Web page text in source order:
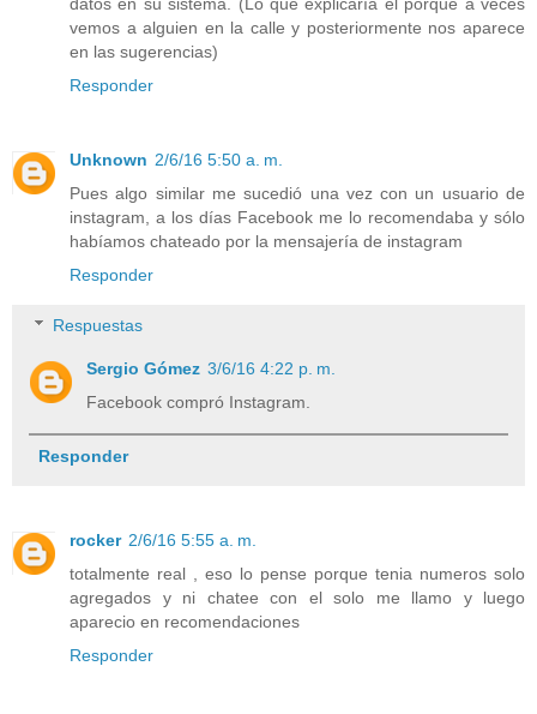
datos en su sistema. (Lo que explicaría el porque a veces
vemos a alguien en la calle y posteriormente nos aparece
en las sugerencias)
Responder
Unknown 2/6/16 5:50 a. m.
Pues algo similar me sucedió una vez con un usuario de
instagram, a los días Facebook me lo recomendaba y sólo
habíamos chateado por la mensajería de instagram
Responder
Respuestas
Sergio Gómez 3/6/16 4:22 p. m.
Facebook compró Instagram.
Responder
rocker 2/6/16 5:55 a. m.
totalmente real , eso lo pense porque tenia numeros solo
agregados y ni chatee con el solo me llamo y luego
aparecio en recomendaciones
Responder